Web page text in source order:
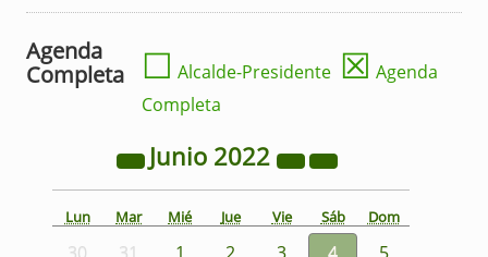
Agenda
Completa
☐ Alcalde-Presidente ☒ Agenda
Completa
Junio 2022
Lun Mar Mié Jue Vie Sáb Dom